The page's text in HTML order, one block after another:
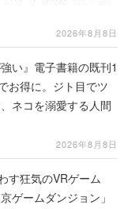
2026年8月8日
い』電子書籍の既刊1
お得に。ジト目でツ
ネコを溺愛する人間
2026年8月8日
す狂気のVRゲーム
ゲームダンジョン」